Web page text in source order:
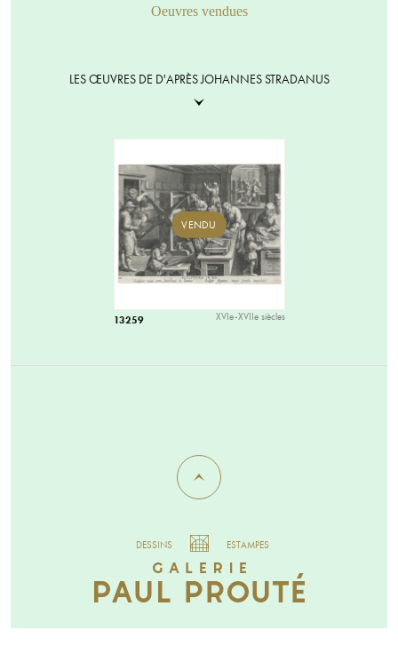
Oeuvres vendues
LES ŒUVRES DE D'APRÈS JOHANNES STRADANUS
VENDU
13259 XVIe-XVIIe siècles
DESSINS ESTAMPES